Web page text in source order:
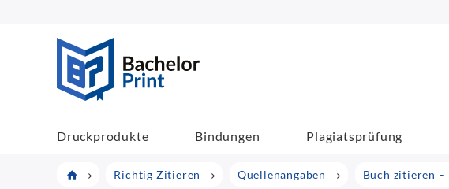
Druckprodukte Bindungen Plagiatsprüfung
Richtig Zitieren Quellenangaben Buch zitieren